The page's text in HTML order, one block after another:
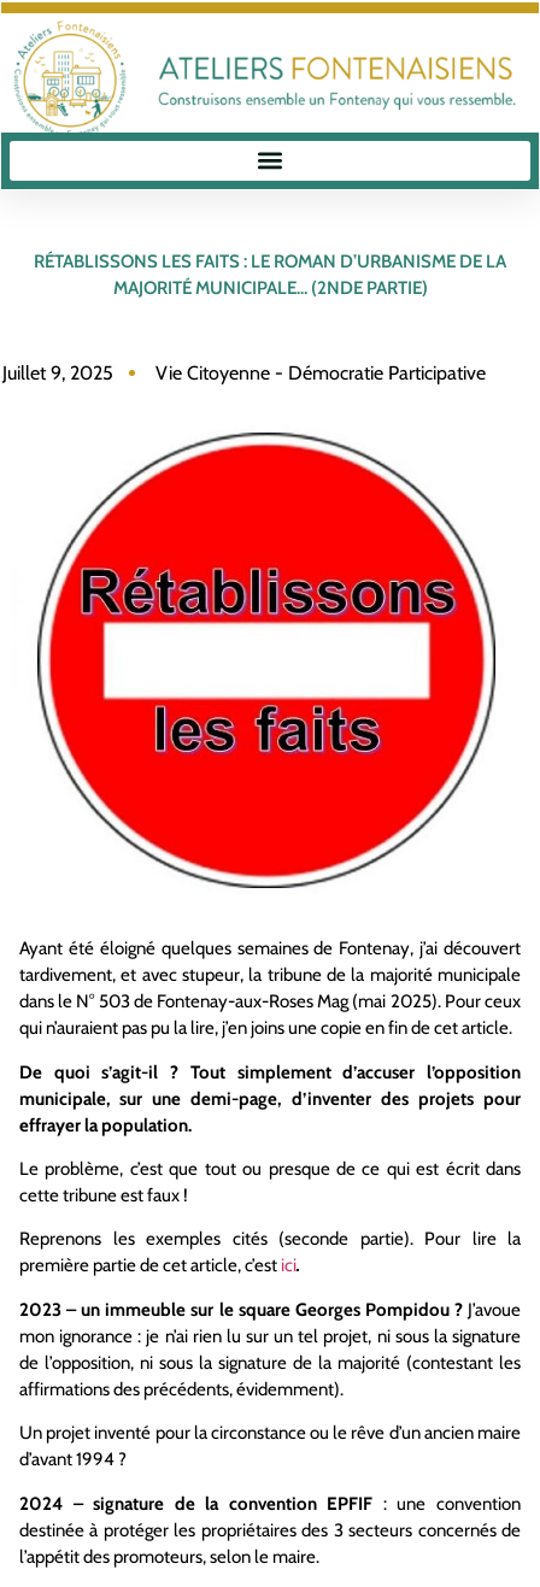
RÉTABLISSONS LES FAITS : LE ROMAN D’URBANISME DE LA
MAJORITÉ MUNICIPALE… (2NDE PARTIE)
Juillet 9, 2025 Vie Citoyenne - Démocratie Participative
Ayant été éloigné quelques semaines de Fontenay, j’ai découvert
tardivement, et avec stupeur, la tribune de la majorité municipale
dans le N° 503 de Fontenay-aux-Roses Mag (mai 2025). Pour ceux
qui n’auraient pas pu la lire, j’en joins une copie en fin de cet article.
De quoi s’agit-il ? Tout simplement d’accuser l’opposition
municipale, sur une demi-page, d’inventer des projets pour
effrayer la population.
Le problème, c’est que tout ou presque de ce qui est écrit dans
cette tribune est faux !
Reprenons les exemples cités (seconde partie). Pour lire la
première partie de cet article, c’est ici.
2023 – un immeuble sur le square Georges Pompidou ?J’avoue
mon ignorance : je n’ai rien lu sur un tel projet, ni sous la signature
de l’opposition, ni sous la signature de la majorité (contestant les
affirmations des précédents, évidemment).
Un projet inventé pour la circonstance ou le rêve d’un ancien maire
d’avant 1994 ?
2024 – signature de la convention EPFIF : une convention
destinée à protéger les propriétaires des 3 secteurs concernés de
l’appétit des promoteurs, selon le maire.